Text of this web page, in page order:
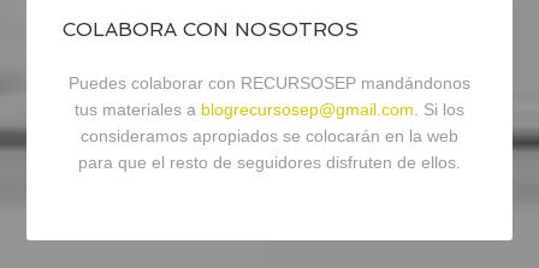
COLABORA CON NOSOTROS
Puedes colaborar con RECURSOSEP mandándonos
tus materiales a blogrecursosep@gmail.com. Si los
consideramos apropiados se colocarán en la web
para que el resto de seguidores disfruten de ellos.